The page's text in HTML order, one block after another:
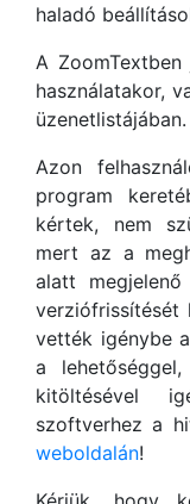
haladó
A
használatakor,
üzenetlistájában.
Azon
program
kértek, nem
mert az a
alatt
verziófrissítését
vették igénybe
a
kitöltésével
szoftverhez a
weboldalán!